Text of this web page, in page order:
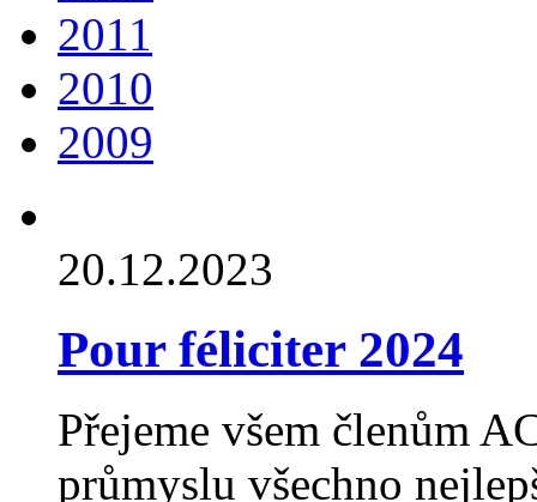
2011
2010
2009
20.12.2023
Pour féliciter 2024
Přejeme všem členům
průmyslu všechno